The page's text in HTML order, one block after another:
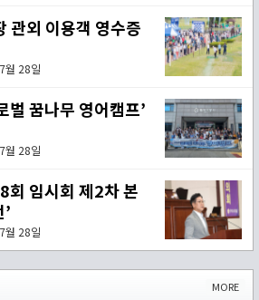
관외 이용객 영수증
월 28일
꿈나무 영어캠프’
월 28일
회 임시회 제2차 본
월 28일
MORE